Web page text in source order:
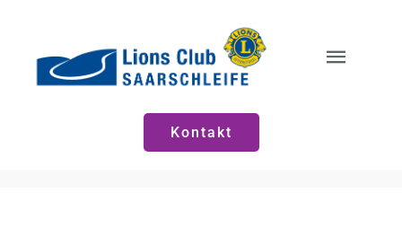
springen
Toggle
Kontakt